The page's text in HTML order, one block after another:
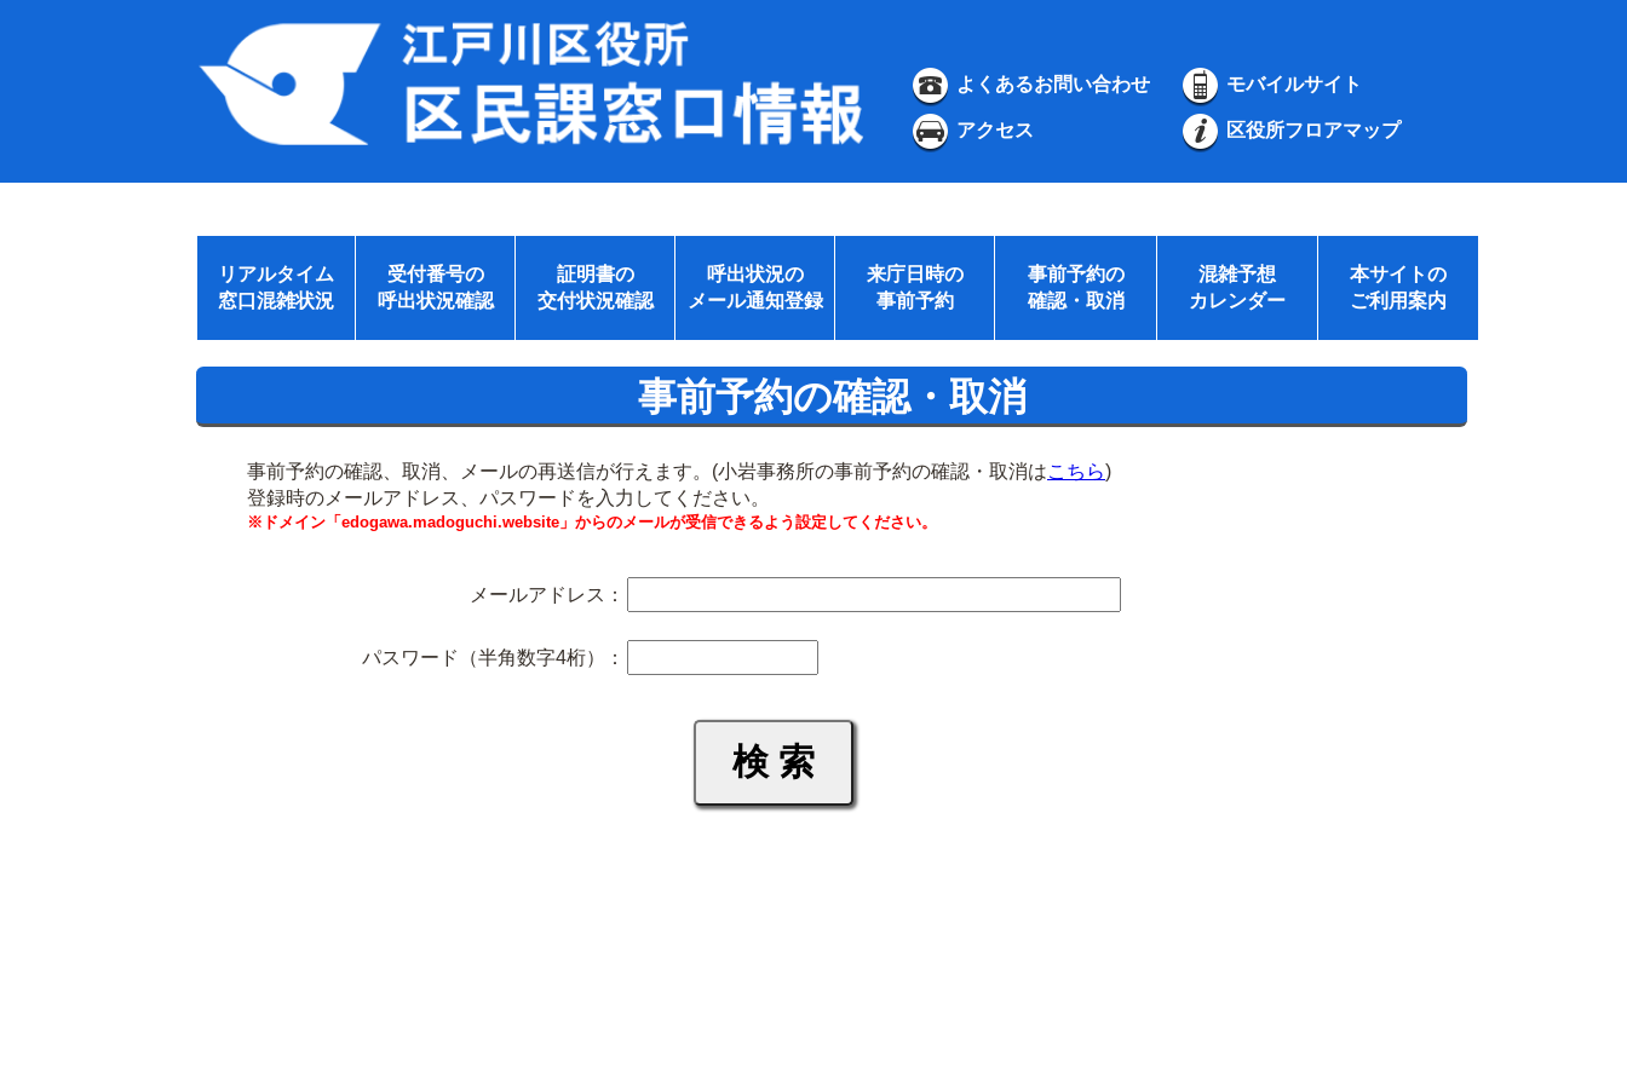
よくあるお問い合わせ モバイルサイト
アクセス 区役所フロアマップ
リアルタイム
窓口混雑状況
受付番号の
呼出状況確認
証明書の
交付状況確認
呼出状況の
メール通知登録
来庁日時の
事前予約
事前予約の
確認・取消
混雑予想
カレンダー
本サイトの
ご利用案内
事前予約の確認・取消
事前予約の確認、取消、メールの再送信が行えます。(小岩事務所の事前予約の確認・取消はこちら)
登録時のメールアドレス、パスワードを入力してください。
※ドメイン「edogawa.madoguchi.website」からのメールが受信できるよう設定してください。
メールアドレス：
パスワード（半角数字4桁）：